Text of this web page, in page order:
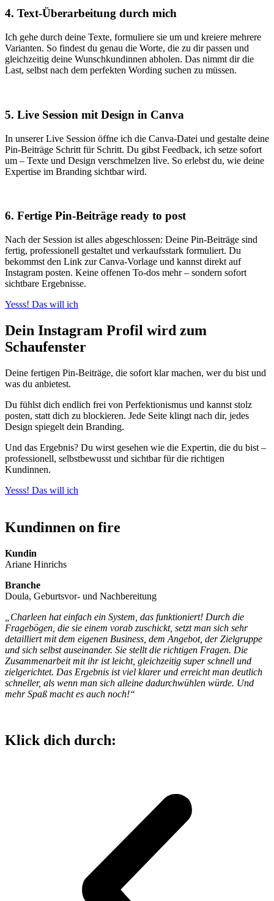
4. Text-Überarbeitung durch mich
Ich gehe durch deine Texte, formuliere sie um und kreiere mehrere
Varianten. So findest du genau die Worte, die zu dir passen und
gleichzeitig deine Wunschkundinnen abholen. Das nimmt dir die
Last, selbst nach dem perfekten Wording suchen zu müssen.
5. Live Session mit Design in Canva
In unserer Live Session öffne ich die Canva-Datei und gestalte deine
Pin-Beiträge Schritt für Schritt. Du gibst Feedback, ich setze sofort
um – Texte und Design verschmelzen live. So erlebst du, wie deine
Expertise im Branding sichtbar wird.
6. Fertige Pin-Beiträge ready to post
Nach der Session ist alles abgeschlossen: Deine Pin-Beiträge sind
fertig, professionell gestaltet und verkaufsstark formuliert. Du
bekommst den Link zur Canva-Vorlage und kannst direkt auf
Instagram posten. Keine offenen To-dos mehr – sondern sofort
sichtbare Ergebnisse.
Yesss! Das will ich
Dein Instagram Profil wird zum
Schaufenster
Deine fertigen Pin-Beiträge, die sofort klar machen, wer du bist und
was du anbietest.
Du fühlst dich endlich frei von Perfektionismus und kannst stolz
posten, statt dich zu blockieren. Jede Seite klingt nach dir, jedes
Design spiegelt dein Branding.
Und das Ergebnis? Du wirst gesehen wie die Expertin, die du bist –
professionell, selbstbewusst und sichtbar für die richtigen
Kundinnen.
Yesss! Das will ich
Kundinnen on fire
Kundin
Ariane Hinrichs
Branche
Doula, Geburtsvor- und Nachbereitung
„Charleen hat einfach ein System, das funktioniert! Durch die
Fragebögen, die sie einem vorab zuschickt, setzt man sich sehr
detailliert mit dem eigenen Business, dem Angebot, der Zielgruppe
und sich selbst auseinander. Sie stellt die richtigen Fragen. Die
Zusammenarbeit mit ihr ist leicht, gleichzeitig super schnell und
zielgerichtet. Das Ergebnis ist viel klarer und erreicht man deutlich
schneller, als wenn man sich alleine dadurchwühlen würde. Und
mehr Spaß macht es auch noch!“
Klick dich durch: